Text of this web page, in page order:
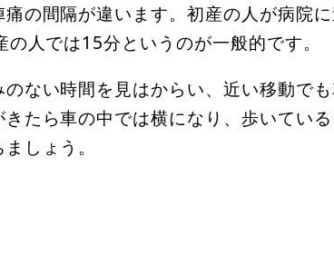
の間隔が違います。初産の人が病院
人では15分というのが一般的です。
ない時間を見はからい、近い移動で
たら車の中では横になり、歩いてい
しょう。